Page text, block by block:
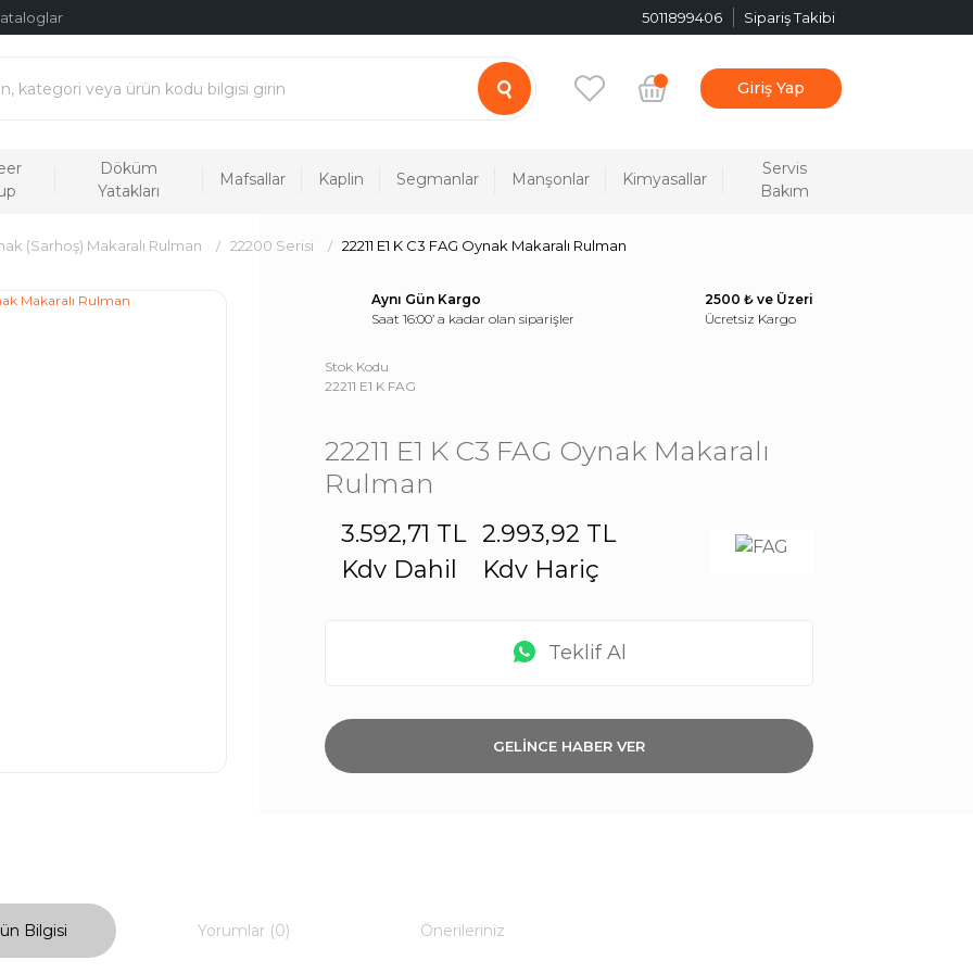
5011899406 Sipariş Takibi
Giriş Yap
Döküm
Yatakları
Mafsallar Kaplin Segmanlar Manşonlar Kimyasallar
Servis
Bakım
(Sarhoş) Makaralı Rulman 22200 Serisi 22211 E1 K C3 FAG Oynak Makaralı Rulman
Aynı Gün Kargo
Saat 16:00’ a kadar olan siparişler
2500 ₺ ve Üzeri
Ücretsiz Kargo
Stok Kodu
22211 E1 K FAG
22211 E1 K C3 FAG Oynak Makaralı
Rulman
3.592,71 TL
Kdv Dahil
2.993,92 TL
Kdv Hariç
Teklif Al
GELİNCE HABER VER
Bilgisi Yorumlar (0) Önerileriniz